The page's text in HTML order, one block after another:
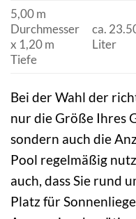
5,00 m
Durchmesser
x 1,20 m
Tiefe
ca.
Liter
Bei der Wahl der
nur die Größe Ihres
sondern auch die
Pool regelmäßig
auch, dass Sie rund
Platz für